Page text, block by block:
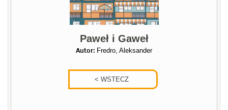
Paweł i Gaweł
Autor: Fredro, Aleksander